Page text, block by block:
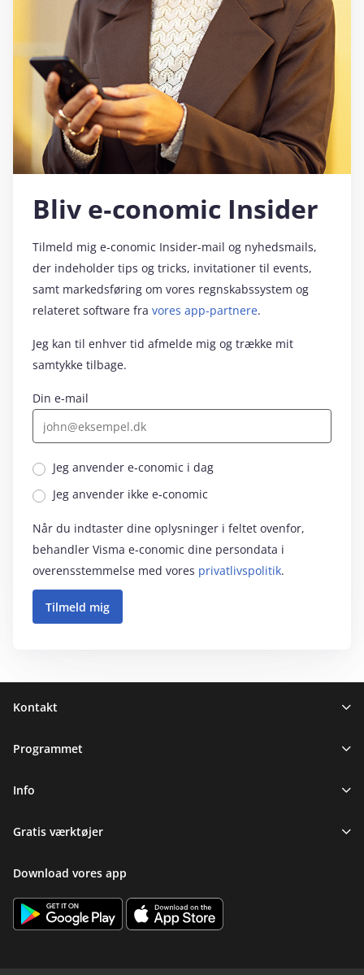
Bliv e‑conomic Insider
Tilmeld mig e‑conomic Insider-mail og nyhedsmails,
der indeholder tips og tricks, invitationer til events,
samt markedsføring om vores regnskabssystem og
relateret software fra vores app-partnere.
Jeg kan til enhver tid afmelde mig og trække mit
samtykke tilbage.
Din e-mail
Jeg anvender e‑conomic i dag
Jeg anvender ikke e‑conomic
Når du indtaster dine oplysninger i feltet ovenfor,
behandler Visma e‑conomic dine persondata i
overensstemmelse med vores privatlivspolitik.
Sidefod
Kontakt
Programmet
Info
Gratis værktøjer
Download vores app